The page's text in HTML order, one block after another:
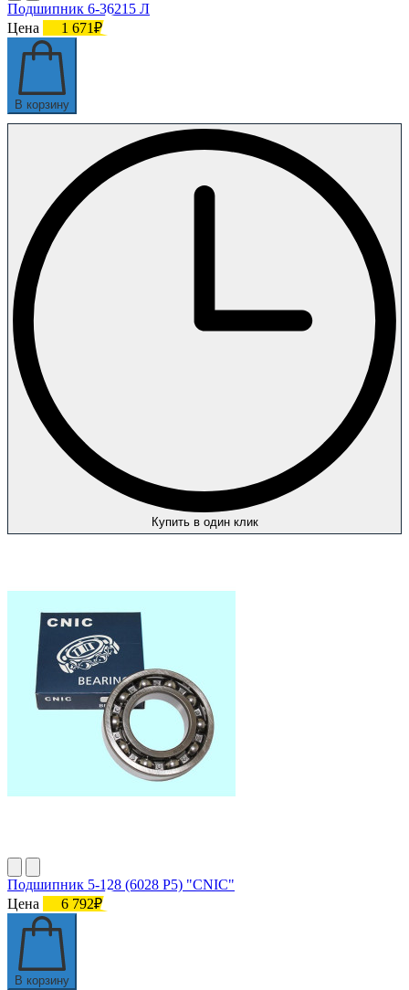
Подшипник 6-36215 Л
Цена
1 671₽
В корзину
Купить в один клик
Подшипник 5-128 (6028 P5) "CNIC"
Цена
6 792₽
В корзину